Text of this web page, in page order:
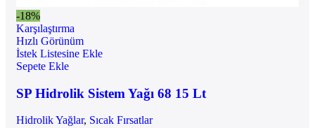
-18%
Karşılaştırma
Hızlı Görünüm
İstek Listesine Ekle
Sepete Ekle
SP Hidrolik Sistem Yağı 68 15 Lt
Hidrolik Yağlar, Sıcak Fırsatlar